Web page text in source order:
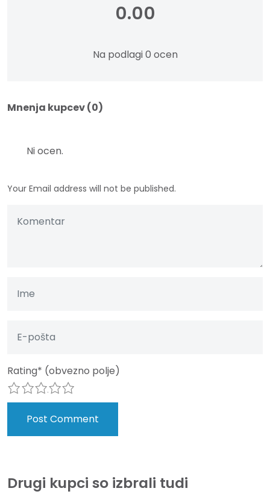
Mnenja kupcev (0)
Ni ocen.
Your Email address will not be published.
Rating* (obvezno polje)
5
4
3
2
0.00
Na podlagi 0 ocen
Drugi kupci so izbrali tudi